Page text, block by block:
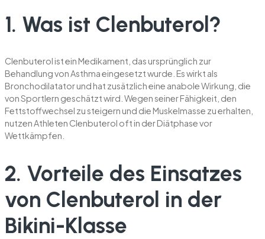
1. Was ist Clenbuterol?
Clenbuterol ist ein Medikament, das ursprünglich zur
Behandlung von Asthma eingesetzt wurde. Es wirkt als
Bronchodilatator und hat zusätzlich eine anabole Wirkung, die
von Sportlern geschätzt wird. Wegen seiner Fähigkeit, den
Fettstoffwechsel zu steigern und die Muskelmasse zu erhalten,
nutzen Athleten Clenbuterol oft in der Diätphase vor
Wettkämpfen.
2. Vorteile des Einsatzes
von Clenbuterol in der
Bikini-Klasse